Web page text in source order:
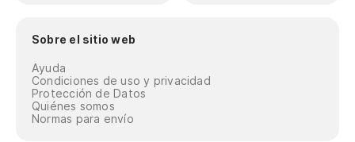
Sobre el sitio web
Ayuda
Condiciones de uso y privacidad
Protección de Datos
Quiénes somos
Normas para envío